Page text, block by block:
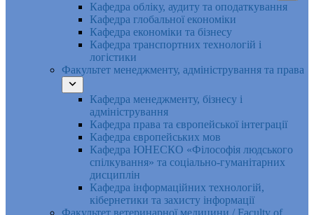
Кафедра обліку, аудиту та оподаткування
Кафедра глобальної економіки
Кафедра економіки та бізнесу
Кафедра транспортних технологій і
логістики
Факультет менеджменту, адміністрування та права
Кафедра менеджменту, бізнесу і
адміністрування
Кафедра права та європейської інтеграції
Кафедра європейських мов
Кафедра ЮНЕСКО «Філософія людського
спілкування» та соціально-гуманітарних
дисциплін
Кафедра інформаційних технологій,
кібернетики та захисту інформації
Факультет ветеринарної медицини / Faculty of